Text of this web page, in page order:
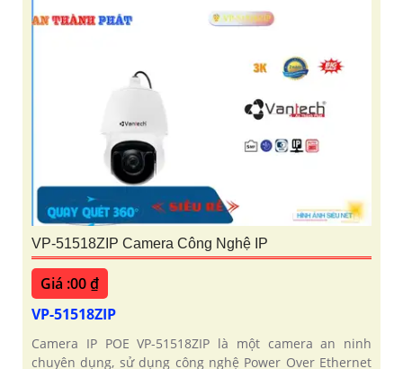
VP-51518ZIP Camera Công Nghệ IP
Giá :00 ₫
VP-51518ZIP
Camera IP POE VP-51518ZIP là một camera an ninh
chuyên dụng, sử dụng công nghệ Power Over Ethernet